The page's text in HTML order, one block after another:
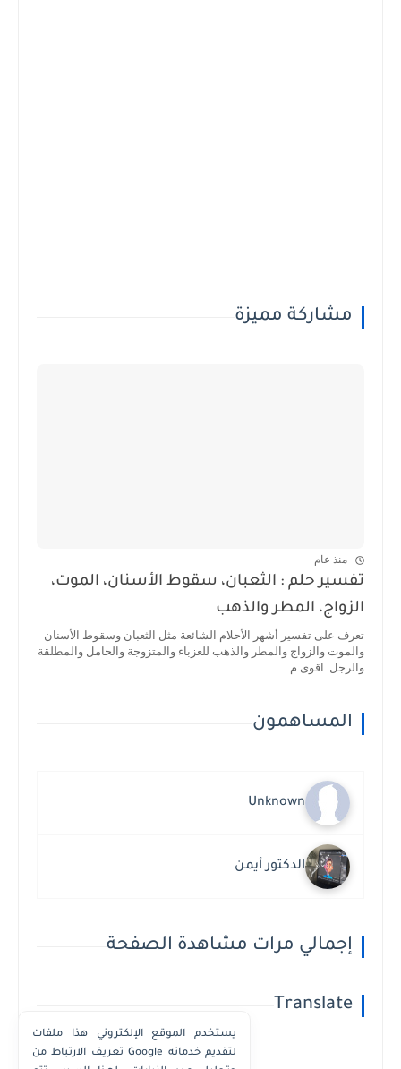
مشاركة مميزة
منذ عام
تفسير حلم : الثعبان، سقوط الأسنان، الموت،
الزواج، المطر والذهب
تعرف على تفسير أشهر الأحلام الشائعة مثل الثعبان وسقوط الأسنان
والموت والزواج والمطر والذهب للعزباء والمتزوجة والحامل والمطلقة
والرجل. اقوى م...
المساهمون
Unknown
الدكتور أيمن
إجمالي مرات مشاهدة الصفحة
Translate
يستخدم الموقع الإلكتروني هذا ملفات
تعريف الارتباط من Google لتقديم خدماته